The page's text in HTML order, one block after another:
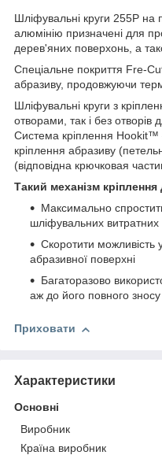
Шліфувальні круги 255P на
алюмінію призначені для
дерев'яних поверхонь, а
Спеціальне покриття Fre-
абразиву, продовжуючи
Шліфувальні круги з
отворами, так і без отворів
Система кріплення Hookit™
кріплення абразиву
(відповідна крючковая
Такий механізм
Максимально
шліфувальних витратних
Скоротити можливість
абразивної поверхні
Багаторазово
аж до його повного зносу
Приховати
Характеристики
Основні
Виробник
Країна виробник